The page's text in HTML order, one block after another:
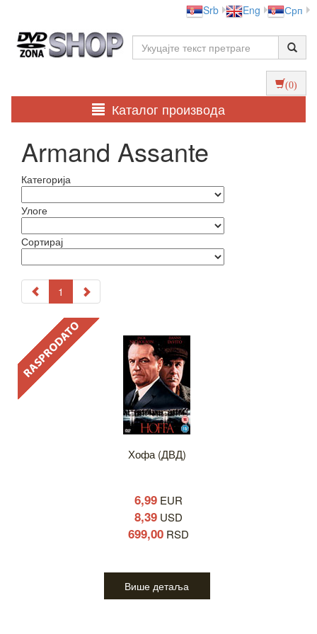
Srb Eng Срп
(0)
Каталог производа
Armand Assante
Категорија
Улоге
Сортирај
1
Хофа (ДВД)
6,99 EUR
8,39 USD
699,00 RSD
Више детаља